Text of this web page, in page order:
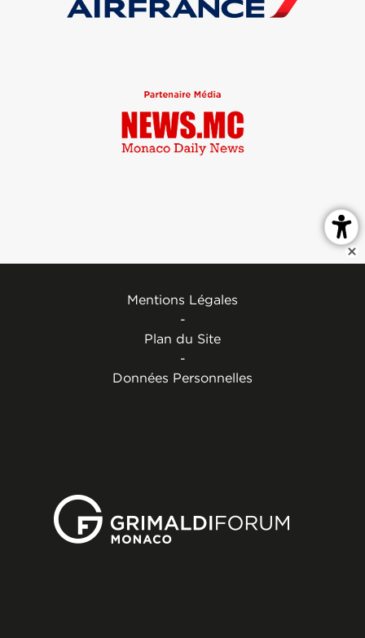
Mentions Légales
-
Plan du Site
-
Données Personnelles